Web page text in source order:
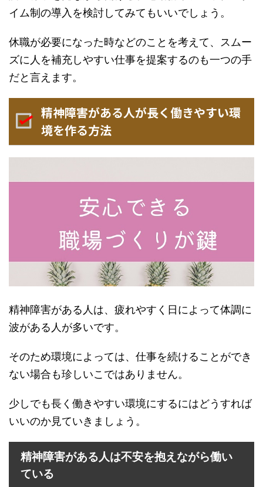
イム制の導入を検討してみてもいいでしょう。
休職が必要になった時などのことを考えて、スムー
ズに人を補充しやすい仕事を提案するのも一つの手
だと言えます。
精神障害がある人が長く働きやすい環
境を作る方法
精神障害がある人は、疲れやすく日によって体調に
波がある人が多いです。
そのため環境によっては、仕事を続けることができ
ない場合も珍しいこではありません。
少しでも長く働きやすい環境にするにはどうすれば
いいのか見ていきましょう。
精神障害がある人は不安を抱えながら働い
ている